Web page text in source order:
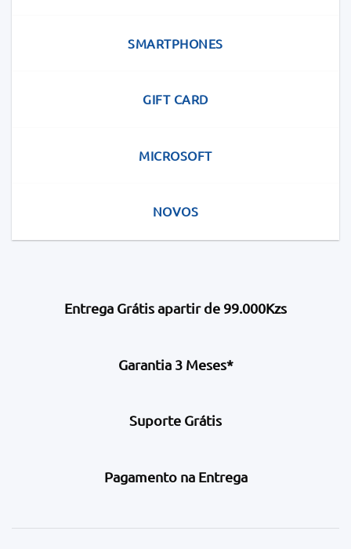
SMARTPHONES
GIFT CARD
MICROSOFT
NOVOS
Entrega Grátis apartir de 99.000Kzs
Garantia 3 Meses*
Suporte Grátis
Pagamento na Entrega